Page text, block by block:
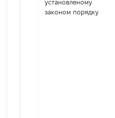
установленому
законом порядку